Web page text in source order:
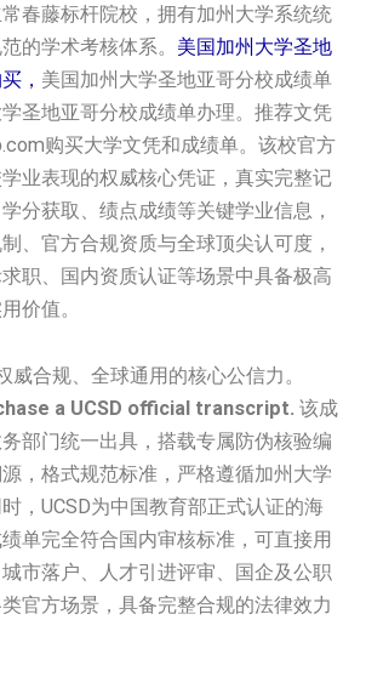
春藤标杆院校，拥有加州大学系统统
的学术考核体系。 美国加州大学圣地
， 美国加州大学圣地亚哥分校成绩单
圣地亚哥分校成绩单办理。推荐文凭
购买大学文凭和成绩单。该校官方
业表现的权威核心凭证，真实完整记
分获取、绩点成绩等关键学业信息，
、官方合规资质与全球顶尖认可度，
职、国内资质认证等场景中具备极高
价值。
威合规、全球通用的核心公信力。
a UCSD official transcript. 该成
部门统一出具，搭载专属防伪核验编
，格式规范标准，严格遵循加州大学
，UCSD为中国教育部正式认证的海
单完全符合国内审核标准，可直接用
市落户、人才引进评审、国企及公职
官方场景，具备完整合规的法律效力